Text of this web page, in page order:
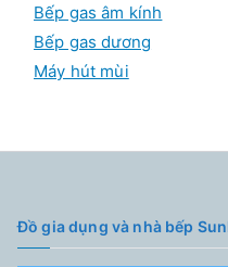
Bếp gas âm kính
Bếp gas dương
Máy hút mùi
Đồ gia dụng và nhà bếp